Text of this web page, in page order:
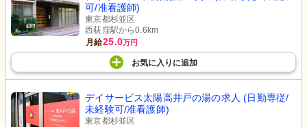
可/准看護師)
東京都杉並区
西荻窪駅から0.6km
月給25.0万円
お気に入り に追加
デイサービス太陽高井戸の湯の求人 (日勤専従/
未経験可/准看護師)
東京都杉並区